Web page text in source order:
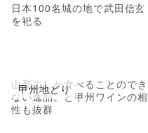
日本100名城の地で武田信玄
を祀る
甲州地どり
山梨でしか食べることのでき
ない逸品。と甲州ワインの相
性も抜群